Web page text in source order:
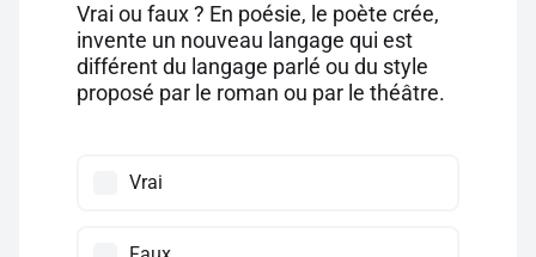
Vrai ou faux ? En poésie, le poète crée,
invente un nouveau langage qui est
différent du langage parlé ou du style
proposé par le roman ou par le théâtre.
Vrai